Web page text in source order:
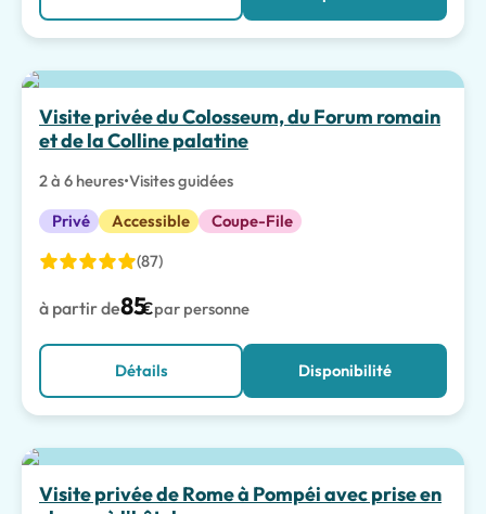
Meilleur choix
Visite privée du Colosseum, du Forum romain
et de la Colline palatine
2 à 6 heures•Visites guidées
Privé
Accessible
Coupe-File
(87)
à partir de85€par personne
Détails Disponibilité
Visite privée de Rome à Pompéi avec prise en